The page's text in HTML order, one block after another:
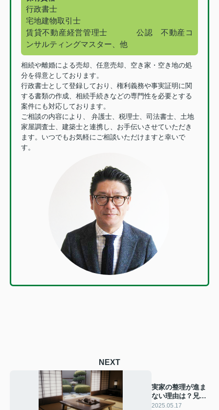
行政書士
宅地建物取引士
賃貸不動産経営管理士
公認 不動産コ
ンサルティングマスター、他
相続や離婚による売却、任意売却、空き家・空き地の処
分を得意としております。
行政書士として登録しており、権利義務や事実証明に関
する書類の作成、相続手続きなどの専門性を必要とする
案件にも対応しております。
ご相談の内容により、 弁護士、税理士、司法書士、土地
家屋調査士、建築士と連携し、お手伝いさせていただき
ます。いつでもお気軽にご相談いただけますと幸いで
す。
NEXT
実家の整理が進ま
ない理由は？兄妹
で意見が合わない
2025.05.17